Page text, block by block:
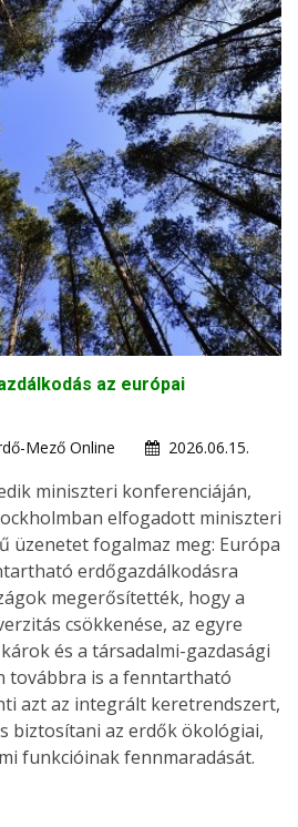
az európai
Mező Online
2026.06.15.
miniszteri konferenciáján,
elfogadott miniszteri
üzenetet fogalmaz meg: Európa
erdőgazdálkodásra
megerősítették, hogy a
csökkenése, az egyre
és a társadalmi-gazdasági
továbbra is a fenntartható
azt az integrált keretrendszert,
biztosítani az erdők ökológiai,
funkcióinak fennmaradását.